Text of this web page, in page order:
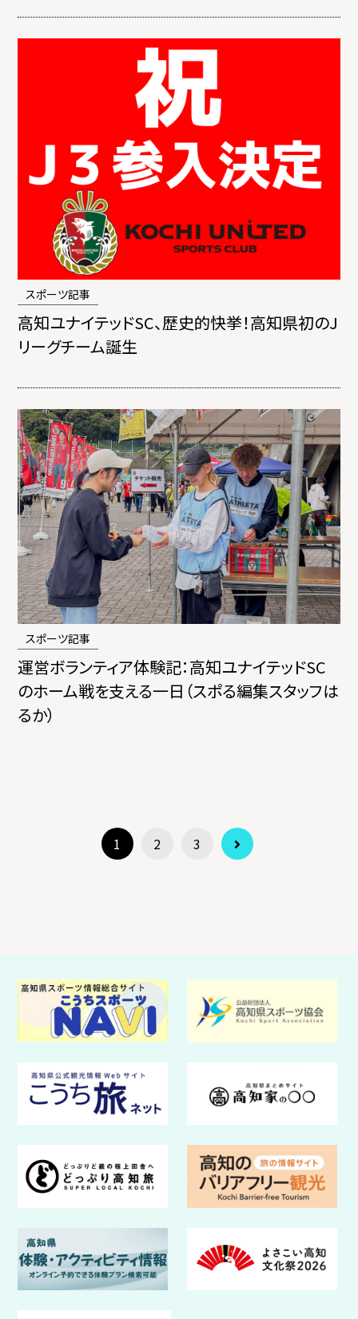
スポーツ記事
高知ユナイテッドSC、歴史的快挙！高知県初のJ
リーグチーム誕生
スポーツ記事
運営ボランティア体験記：高知ユナイテッドSC
のホーム戦を支える一日（スポる編集スタッフは
るか）
1 2 3